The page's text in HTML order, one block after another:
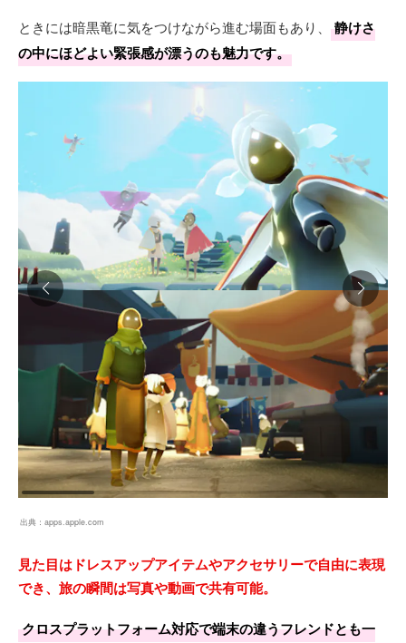
ときには暗黒竜に気をつけながら進む場面もあり、
静けさ
の中にほどよい緊張感が漂うのも魅力です。
出典： apps.apple.com
見た目はドレスアップアイテムやアクセサリーで自由に表現
でき、旅の瞬間は写真や動画で共有可能。
クロスプラットフォーム対応で端末の違うフレンドとも一